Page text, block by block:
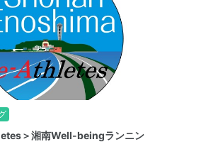
＞湘南Well-beingランニン